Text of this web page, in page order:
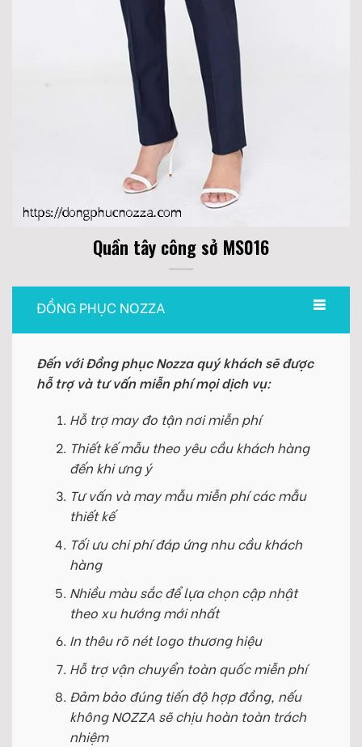
Quần tây công sở MS016
ĐỒNG PHỤC NOZZA
Đến với Đồng phục Nozza quý khách sẽ được
hỗ trợ và tư vấn miễn phí mọi dịch vụ:
Hỗ trợ may đo tận nơi miễn phí
Thiết kế mẫu theo yêu cầu khách hàng
đến khi ưng ý
Tư vấn và may mẫu miễn phí các mẫu
thiết kế
Tối ưu chi phí đáp ứng nhu cầu khách
hàng
Nhiều màu sắc để lựa chọn cập nhật
theo xu hướng mới nhất
In thêu rõ nét logo thương hiệu
Hỗ trợ vận chuyển toàn quốc miễn phí
Đảm bảo đúng tiến độ hợp đồng, nếu
không NOZZA sẽ chịu hoàn toàn trách
nhiệm